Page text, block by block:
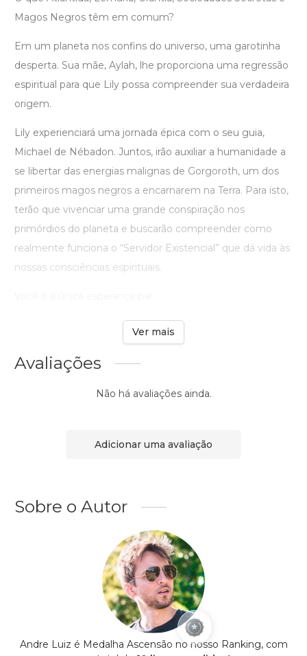
Magos Negros têm em comum?
Em um planeta nos confins do universo, uma garotinha
desperta. Sua mãe, Aylah, lhe proporciona uma regressão
espiritual para que Lily possa compreender sua verdadeira
origem.
Lily experienciará uma jornada épica com o seu guia,
Michael de Nébadon. Juntos, irão auxiliar a humanidade a
se libertar das energias malignas de Gorgoroth, um dos
primeiros magos negros a encarnarem na Terra. Para isto,
terão que vivenciar uma grande conspiração nos
primórdios do planeta e buscarão compreender como
realmente funciona o “Servidor Existencial” que dá vida às
nossas consciências espirituais.
Ver mais
Avaliações
Não há avaliações ainda.
Adicionar uma avaliação
Sobre o Autor
Andre Luiz é Medalha Ascensão no nosso Ranking, com